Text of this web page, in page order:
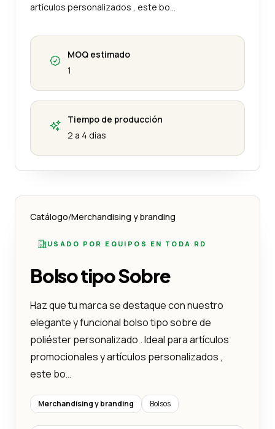
artículos personalizados , este bo…
MOQ estimado
1
Tiempo de producción
2 a 4 días
Catálogo/Merchandising y branding
USADO POR EQUIPOS EN TODA RD
Bolso tipo Sobre
Haz que tu marca se destaque con nuestro
elegante y funcional bolso tipo sobre de
poliéster personalizado . Ideal para artículos
promocionales y artículos personalizados ,
este bo…
Merchandising y branding Bolsos